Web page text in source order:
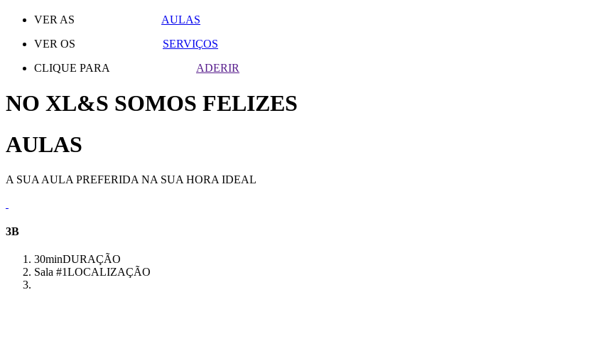
VER AS
AULAS
VER OS
SERVIÇOS
CLIQUE PARA
ADERIR
NO XL&S SOMOS FELIZES
AULAS
A SUA AULA PREFERIDA NA SUA HORA IDEAL
3B
30minDURAÇÃO
Sala #1LOCALIZAÇÃO